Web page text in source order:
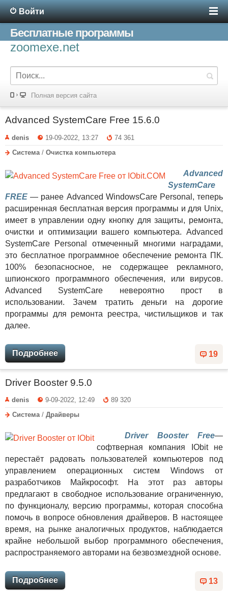
Войти
Бесплатные программы
zoomexe.net
Полная версия сайта
Advanced SystemCare Free 15.6.0
denis 19-09-2022, 13:27
74 361
Система / Очистка компьютера
Advanced
SystemCare
FREE — ранее Advanced WindowsCare Personal, теперь
расширенная бесплатная версия программы и для Unix,
имеет в управлении одну кнопку для защиты, ремонта,
очистки и оптимизации вашего компьютера. Advanced
SystemCare Personal отмеченный многими наградами,
это бесплатное программное обеспечение ремонта ПК.
100% безопасносное, не содержащее рекламного,
шпионского программного обеспечения, или вирусов.
Advanced SystemCare невероятно прост в
использовании. Зачем тратить деньги на дорогие
программы для ремонта реестра, чистильщиков и так
далее.
19
Подробнее
Driver Booster 9.5.0
denis 9-09-2022, 12:49
89 320
Система/ Драйверы
Driver Booster Free—
софтверная компания IObit не
перестаёт радовать пользователей компьютеров под
управлением операционных систем Windows от
разработчиков Майкрософт. На этот раз авторы
предлагают в свободное использование ограниченную,
по функционалу, версию программы, которая способна
помочь в вопросе обновления драйверов. В настоящее
время, на рынке аналогичных продуктов, наблюдается
крайне небольшой выбор программного обеспечения,
распространяемого авторами на безвозмездной основе.
13
Подробнее